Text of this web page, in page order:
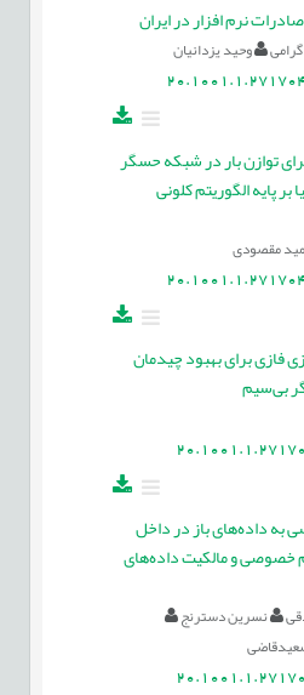
نرم افزار در ایران
وحید یزدانیان
توازن بار در شبکه حسگر
پایه الگوریتم کلونی
مقصودی
فازی برای بهبود چیدمان
بی‌سیم
داده‌های باز در داخل
خصوصی و مالکیت داده‌های
نسرین دسترنج